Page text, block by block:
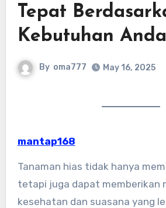
Tepat
Kebutuhan Anda
By oma777 May 16, 2025
mantap168
Tanaman hias tidak hanya
tetapi juga dapat memberikan
kesehatan dan suasana yang